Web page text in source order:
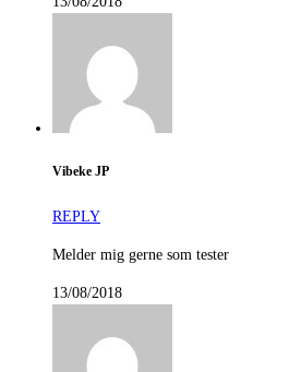
Vibeke JP
REPLY
Melder mig gerne som tester
13/08/2018